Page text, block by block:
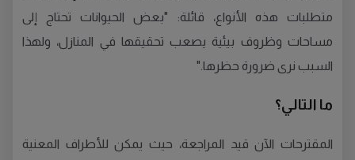
متطلبات هذه الأنواع، قائلة: "بعض الحيوانات تحتاج إلى
مساحات وظروف بيئية يصعب تحقيقها في المنازل، ولهذا
السبب نرى ضرورة حظرها."
ما التالي؟
المقترحات الآن قيد المراجعة، حيث يمكن للأطراف المعنية